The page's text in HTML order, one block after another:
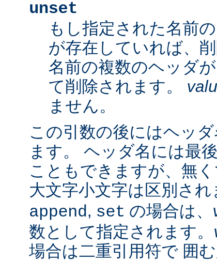
unset
もし指定された名前
が存在していれば、
名前の複数のヘッダ
て削除されます。
ません。
この引数の後にはヘッ
ます。 ヘッダ名には最
こともできますが、無
大文字小文字は区別さ
append, set の場合は、
数として指定されます。
場合は二重引用符で 囲